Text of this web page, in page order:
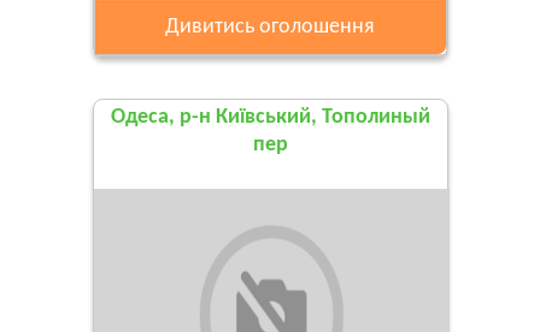
Дивитись оголошення
Одеса, р-н Київський, Тополиный
пер